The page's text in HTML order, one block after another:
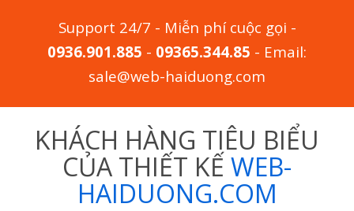
Support 24/7 - Miễn phí cuộc gọi -
0936.901.885 - 09365.344.85 - Email:
sale@web-haiduong.com
KHÁCH HÀNG TIÊU BIỂU
CỦA THIẾT KẾ WEB-
HAIDUONG.COM